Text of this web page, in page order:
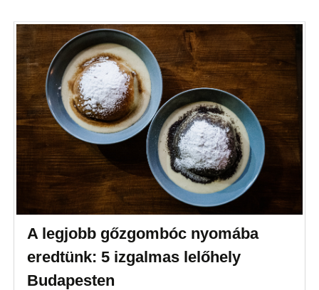
A legjobb gőzgombóc nyomába
eredtünk: 5 izgalmas lelőhely
Budapesten